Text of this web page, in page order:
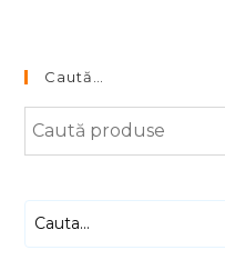
Caută…